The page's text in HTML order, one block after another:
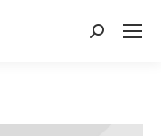
Search: